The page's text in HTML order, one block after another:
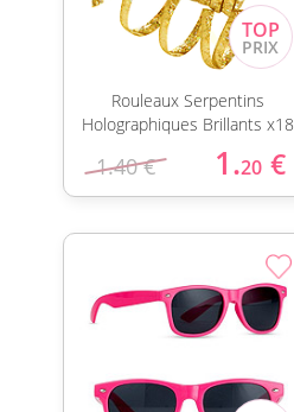
Rouleaux Serpentins
Holographiques Brillants x18
1.40 € 1.20 €